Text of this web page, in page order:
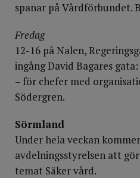
spanar på Vårdförbundet.
Fredag
12-16 på Nalen,
ingång David Bagares
– för chefer med
Södergren.
Sörmland
Under hela veckan
avdelningsstyrelsen att
temat Säker vård.